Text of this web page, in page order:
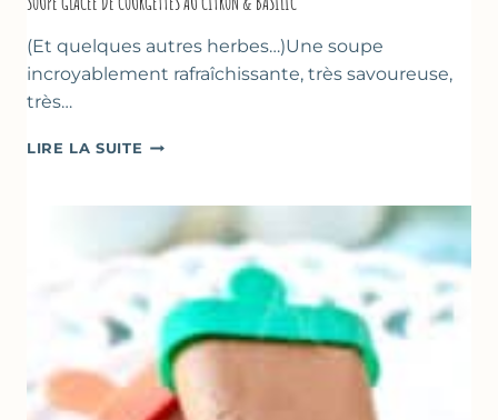
(Et quelques autres herbes…)Une soupe
incroyablement rafraîchissante, très savoureuse,
très…
LIRE LA SUITE SOUPE
COURGETTES
AU
CITRON
BASILIC